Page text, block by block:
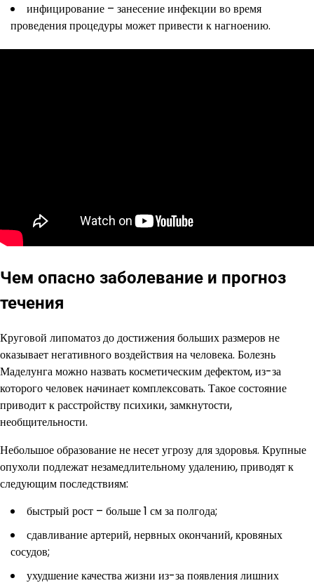
инфицирование – занесение инфекции во время
проведения процедуры может привести к нагноению.
Чем опасно заболевание и прогноз
течения
Круговой липоматоз до достижения больших размеров не
оказывает негативного воздействия на человека. Болезнь
Маделунга можно назвать косметическим дефектом, из-за
которого человек начинает комплексовать. Такое состояние
приводит к расстройству психики, замкнутости,
необщительности.
Небольшое образование не несет угрозу для здоровья. Крупные
опухоли подлежат незамедлительному удалению, приводят к
следующим последствиям:
быстрый рост – больше 1 см за полгода;
сдавливание артерий, нервных окончаний, кровяных
сосудов;
ухудшение качества жизни из-за появления лишних